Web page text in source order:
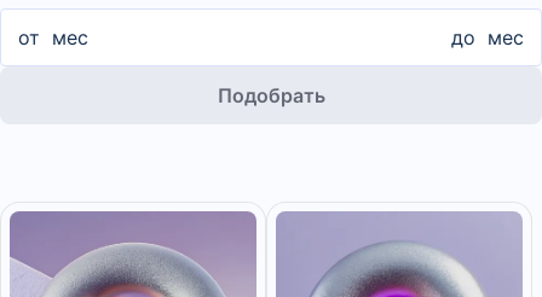
от мес до мес
Подобрать